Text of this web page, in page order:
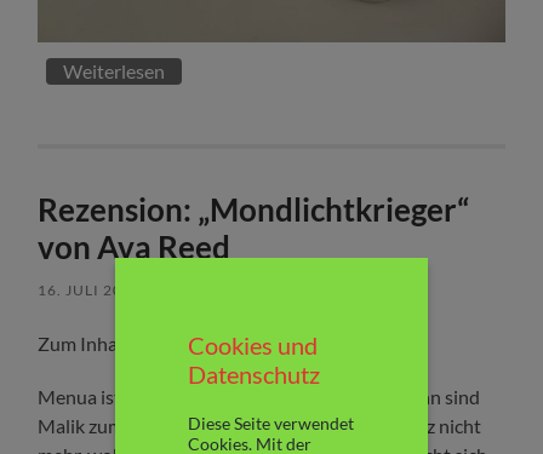
Weiterlesen
Rezension: „Mondlichtkrieger“
von Ava Reed
16. JULI 2019
Zum Inhalt:
Menua ist fassungslos. Das Königspaar und Lynn sind
Malik zum Opfer gefallen. Juri weiß vor Schmerz nicht
Cookies und
Datenschutz
Diese Seite verwendet
Cookies. Mit der